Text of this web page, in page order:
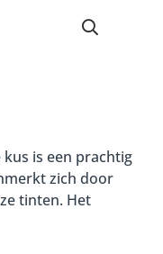
is een prachtig
zich door
tinten. Het
bindwijze staat
kanten zijn